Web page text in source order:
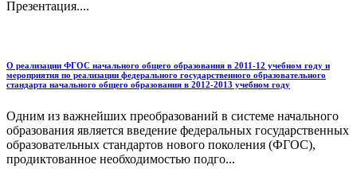
Презентация....
О реализации ФГОС начального общего образования в 2011-12 учебном году и
мероприятия по реализации федерального государственного образовательного
стандарта начального общего образования в 2012-2013 учебном году
Одним из важнейших преобразований в системе начального
образования является введение федеральных государственных
образовательных стандартов нового поколения (ФГОС),
продиктованное необходимостью подго...